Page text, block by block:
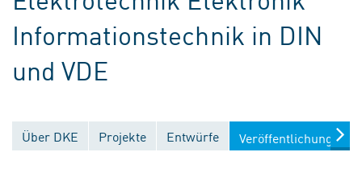
Informationstechnik in DIN
und VDE
Über DKE Projekte Entwürfe Veröffentlichungen